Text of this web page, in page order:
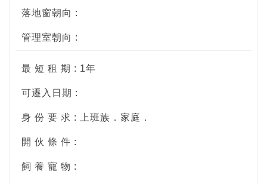
落地窗朝向 :
管理室朝向 :
最 短 租 期 : 1年
可遷入日期 :
身 份 要 求 : 上班族．家庭．
開 伙 條 件 :
飼 養 寵 物 :